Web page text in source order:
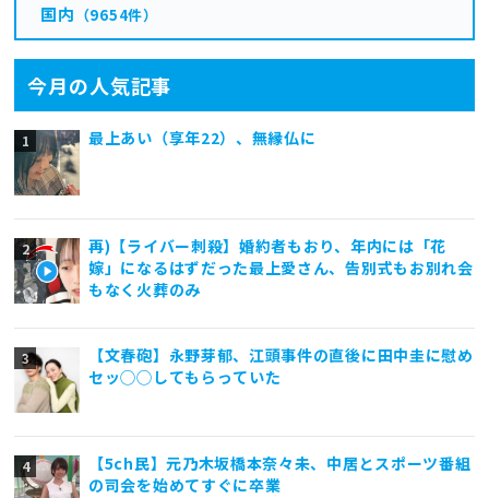
国内 （9654件）
今月の人気記事
最上あい（享年22）、無縁仏に
再)【ライバー刺殺】婚約者もおり、年内には「花
嫁」になるはずだった最上愛さん、告別式もお別れ会
もなく火葬のみ
【文春砲】永野芽郁、江頭事件の直後に田中圭に慰め
セッ◯◯してもらっていた
【5ch民】元乃木坂橋本奈々未、中居とスポーツ番組
の司会を始めてすぐに卒業